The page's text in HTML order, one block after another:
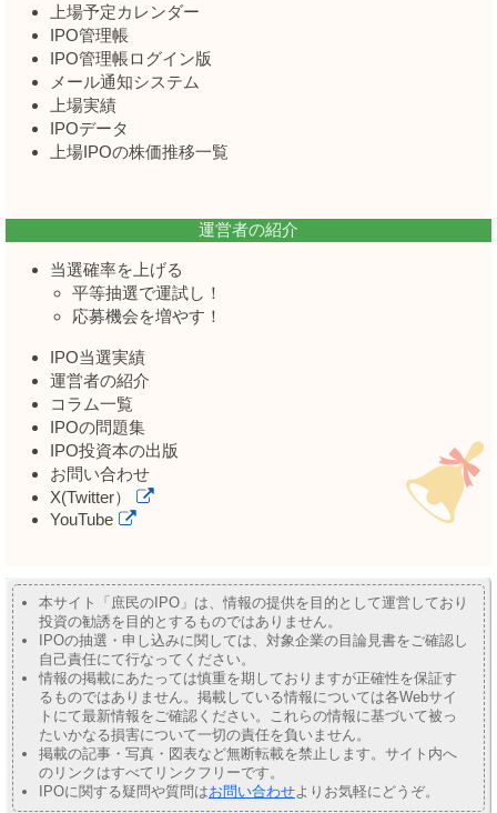
上場予定カレンダー
IPO管理帳
IPO管理帳ログイン版
メール通知システム
上場実績
IPOデータ
上場IPOの株価推移一覧
運営者の紹介
当選確率を上げる
平等抽選で運試し！
応募機会を増やす！
IPO当選実績
運営者の紹介
コラム一覧
IPOの問題集
IPO投資本の出版
お問い合わせ
X(Twitter）
YouTube
本サイト「庶民のIPO」は、情報の提供を目的として運営しており
投資の勧誘を目的とするものではありません。
IPOの抽選・申し込みに関しては、対象企業の目論見書をご確認し
自己責任にて行なってください。
情報の掲載にあたっては慎重を期しておりますが正確性を保証す
るものではありません。掲載している情報については各Webサイ
トにて最新情報をご確認ください。これらの情報に基づいて被っ
たいかなる損害について一切の責任を負いません。
掲載の記事・写真・図表など無断転載を禁止します。サイト内へ
のリンクはすべてリンクフリーです。
IPOに関する疑問や質問はお問い合わせよりお気軽にどうぞ。